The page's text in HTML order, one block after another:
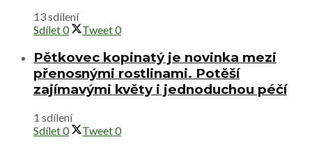
13 sdílení
Sdílet0 Tweet0
Pětkovec kopinatý je novinka mezi
přenosnými rostlinami. Potěší
zajímavými květy i jednoduchou péčí
1 sdílení
Sdílet0 Tweet0